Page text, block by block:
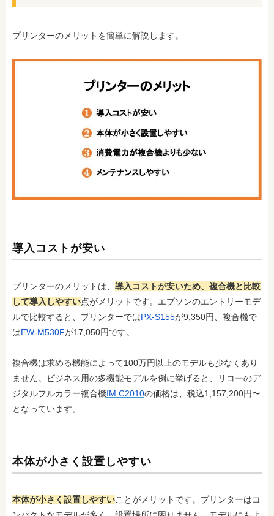
プリンターのメリットを簡単に解説します。
導入コストが安い
プリンターのメリットは、 導入コストが安いため、複合機と比較
して導入しやすい点がメリットです。エプソンのエントリーモデ
ルで比較すると、プリンターではPX-S155が9,350円、複合機で
はEW-M530Fが17,050円です。
複合機は求める機能によって100万円以上のモデルも少なくあり
ません。ビジネス用の多機能モデルを例に挙げると、リコーのデ
ジタルフルカラー複合機IM C2010の価格は、税込1,157,200円〜
となっています。
本体が小さく設置しやすい
本体が小さく設置しやすいことがメリットです。プリンターはコ